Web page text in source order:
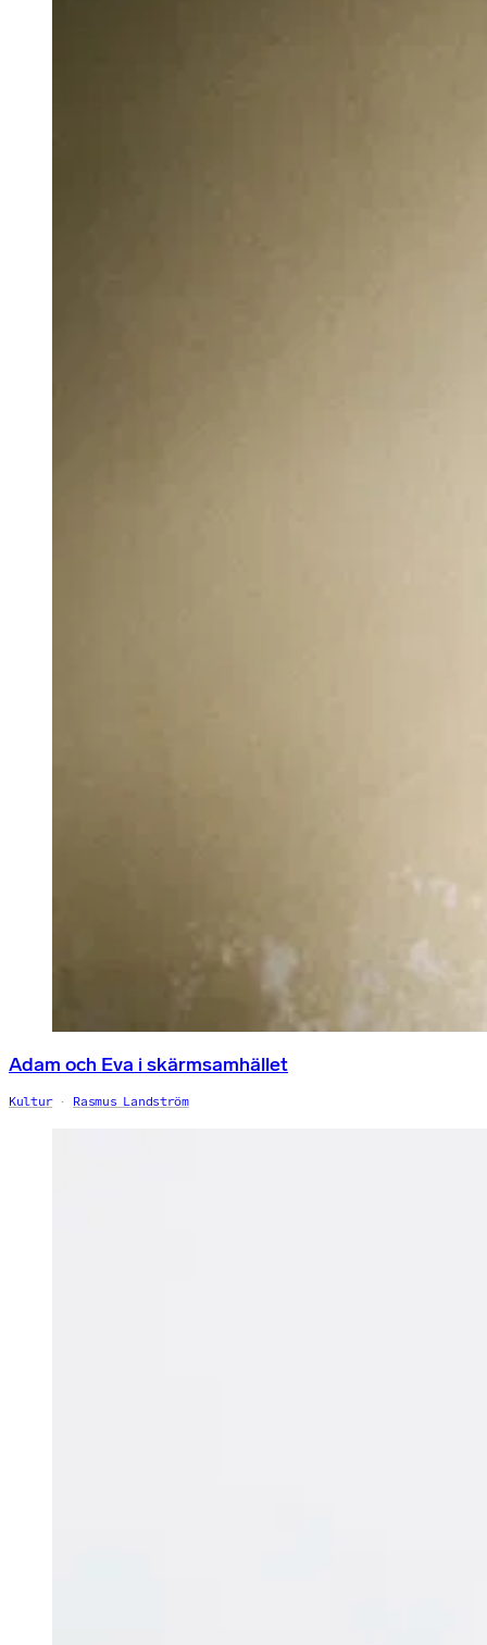
Adam och Eva i skärmsamhället
Kultur Rasmus Landström